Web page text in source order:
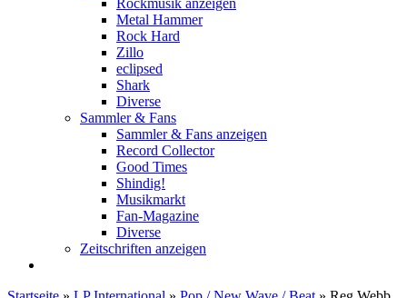
Rockmusik anzeigen
Metal Hammer
Rock Hard
Zillo
eclipsed
Shark
Diverse
Sammler & Fans
Sammler & Fans anzeigen
Record Collector
Good Times
Shindig!
Musikmarkt
Fan-Magazine
Diverse
Zeitschriften anzeigen